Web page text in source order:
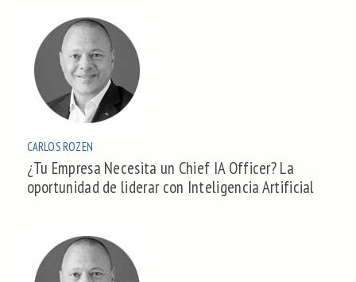
CARLOS ROZEN
¿Tu Empresa Necesita un Chief IA Officer? La
oportunidad de liderar con Inteligencia Artificial